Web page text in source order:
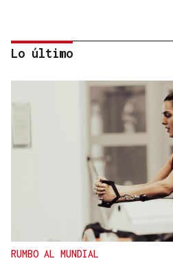
MEDICINA FÍSICA Y
Lucía Ros Dopico, médico
es cambiar el paradigma
infantil”
Lo último
RUMBO AL MUNDIAL